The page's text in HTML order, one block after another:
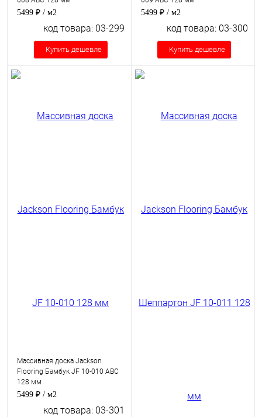
5499 ₽ / м2
код товара: 03-299
Купить дешевле
5499 ₽ / м2
код товара: 03-300
Купить дешевле
Массивная доска Jackson
Flooring Бамбук JF 10-010 ABC
128 мм
5499 ₽ / м2
код товара: 03-301